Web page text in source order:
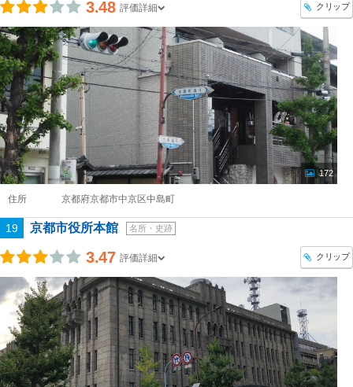
3.48 評価詳細 クリップ
172
住所 京都府京都市中京区中島町
19 京都市役所本館 名所・史跡
3.47 評価詳細 クリップ